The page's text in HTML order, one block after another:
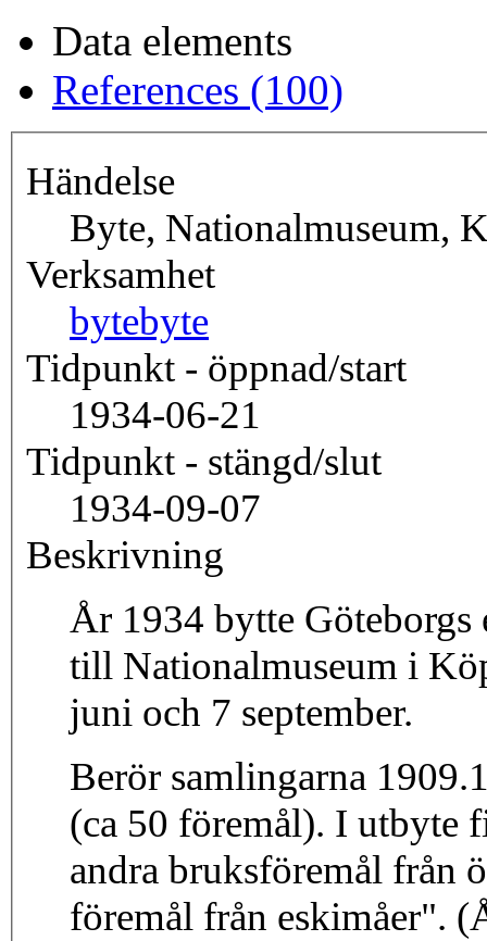
Data elements
References (100)
Händelse
Byte, Nationalmuseum,
Verksamhet
bytebyte
Tidpunkt - öppnad/start
1934-06-21
Tidpunkt - stängd/slut
1934-09-07
Beskrivning
År 1934 bytte
till Nationalmuseum i
juni och 7 september.
Berör samlingarna
(ca 50 föremål). I utbyte
andra bruksföremål från
föremål från eskimåer".